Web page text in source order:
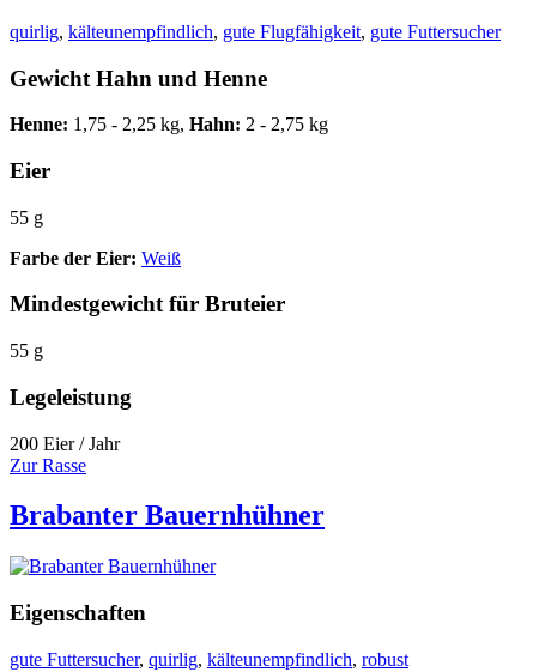
quirlig, kälteunempfindlich, gute Flugfähigkeit, gute Futtersucher
Gewicht Hahn und Henne
Henne: 1,75 - 2,25 kg, Hahn: 2 - 2,75 kg
Eier
55 g
Farbe der Eier: Weiß
Mindestgewicht für Bruteier
55 g
Legeleistung
200 Eier / Jahr
Zur Rasse
Brabanter Bauernhühner
Eigenschaften
gute Futtersucher, quirlig, kälteunempfindlich, robust